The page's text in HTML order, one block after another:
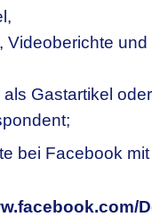
Videoberichte und
Gastartikel oder
bei Facebook